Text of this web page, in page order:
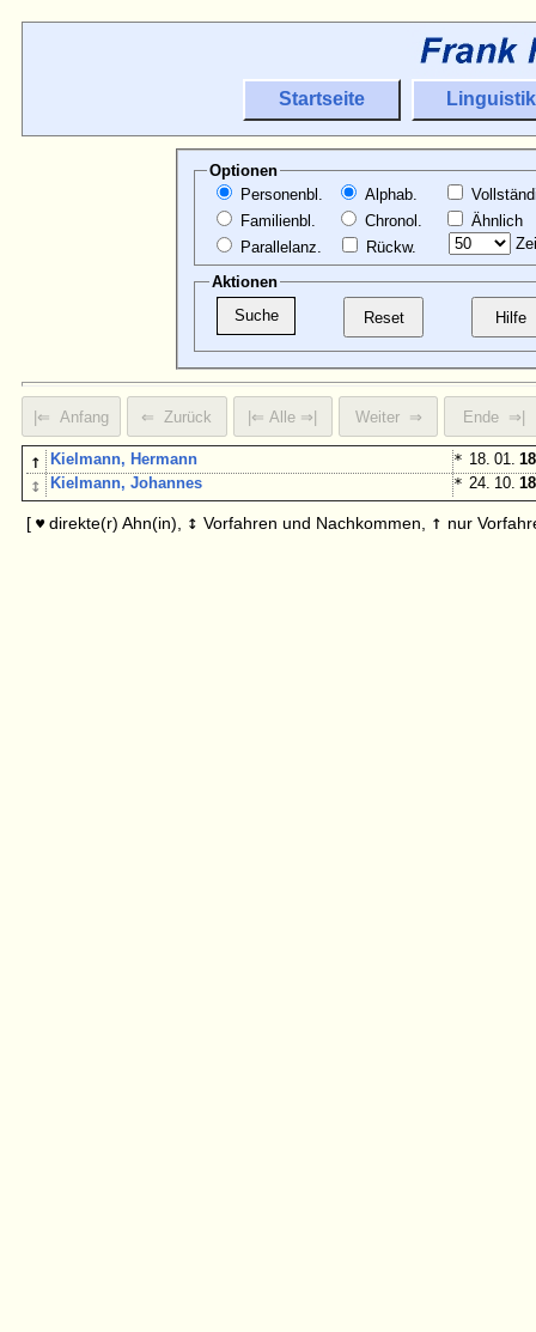
Startseite Linguistik
Optionen
Personenbl.
Familienbl.
Parallelanz.
Alphab.
Chronol.
Rückw.
Ähnlich
Aktionen
↑ Kielmann, Hermann * 18. 01.
↕ Kielmann, Johannes * 24. 10.
[ ♥ direkte(r) Ahn(in), ↕ Vorfahren und Nachkommen, ↑ nur